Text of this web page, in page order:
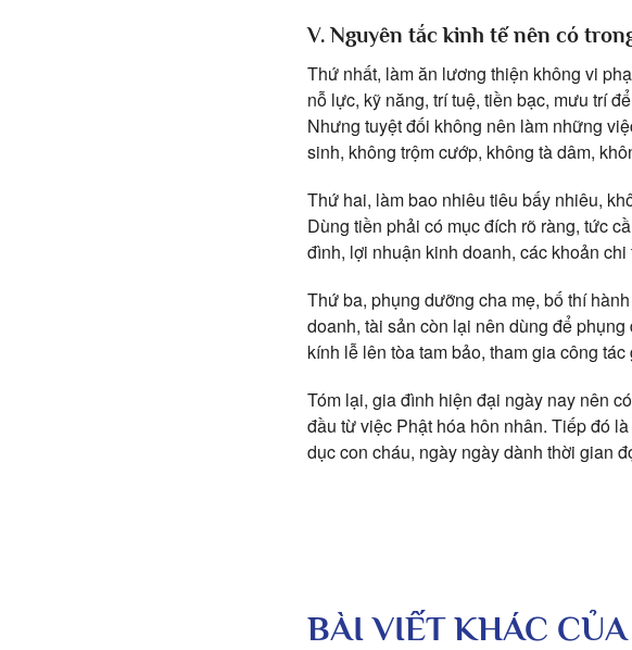
V. Nguyên tắc kinh tế nên có
Thứ nhất, làm ăn lương thiện không vi
nỗ lực, kỹ năng, trí tuệ, tiền bạc, mưu trí
Nhưng tuyệt đối không nên làm những
sinh, không trộm cướp, không tà dâm,
Thứ hai, làm bao nhiêu tiêu bấy nhiêu,
Dùng tiền phải có mục đích rõ ràng, tức
đình, lợi nhuận kinh doanh, các khoản
Thứ ba, phụng dưỡng cha mẹ, bố thí
doanh, tài sản còn lại nên dùng để
kính lễ lên tòa tam bảo, tham gia công
Tóm lại, gia đình hiện đại ngày nay nên
đầu từ việc Phật hóa hôn nhân. Tiếp đó
dục con cháu, ngày ngày dành thời gian
BÀI VIẾT KHÁC